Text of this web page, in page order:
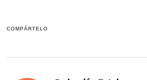
COMPÁRTELO